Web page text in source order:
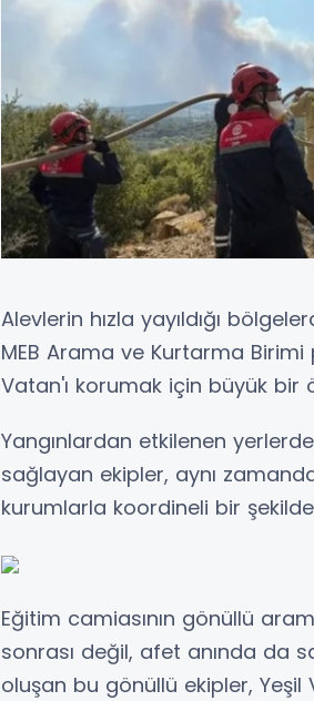
Alevlerin hızla yayıldığı
MEB Arama ve Kurtarma
Vatan'ı korumak için büyük bir
Yangınlardan etkilenen
sağlayan ekipler, aynı
kurumlarla koordineli bir
Eğitim camiasının gönüllü
sonrası değil, afet anında da
oluşan bu gönüllü ekipler,